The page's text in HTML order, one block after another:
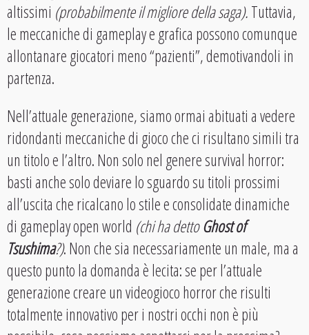
altissimi (probabilmente il migliore della saga).Tuttavia,
le meccaniche di gameplay e grafica possono comunque
allontanare giocatori meno “pazienti”, demotivandoli in
partenza.
Nell’attuale generazione, siamo ormai abituati a vedere
ridondanti meccaniche di gioco che ci risultano simili tra
un titolo e l’altro. Non solo nel genere survival horror:
basti anche solo deviare lo sguardo su titoli prossimi
all’uscita che ricalcano lo stile e consolidate dinamiche
di gameplay open world (chi ha dettoGhost of
Tsushima?). Non che sia necessariamente un male, ma a
questo punto la domanda è lecita: se per l’attuale
generazione creare un videogioco horror che risulti
totalmente innovativo per i nostri occhi non è più